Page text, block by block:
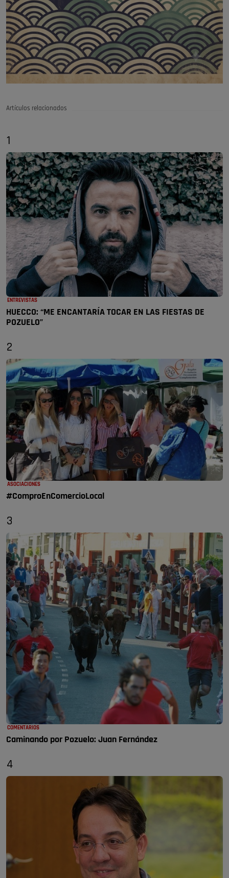
Artículos relacionados
1
ENTREVISTAS
HUECCO: “ME ENCANTARÍA TOCAR EN LAS FIESTAS DE
POZUELO”
2
ASOCIACIONES
#ComproEnComercioLocal
3
COMENTARIOS
Caminando por Pozuelo: Juan Fernández
4